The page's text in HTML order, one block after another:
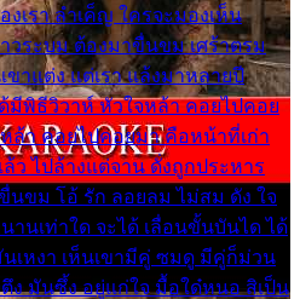
งเรา ลำเค็ญ ใครจะมองเห็น
วระบม ต้องมาขื่นขม เศร้าตรม
าแต่ง แต่เรา แล้งมาหลายปี
มีพิธีวิวาห์ หัวใจหล้า คอยไปคอย
ล้า คอยไปคอยมา คือหน้าที่เก่า
ว ไปล้างแต่จาน ดั่งถูกประหาร
นขม โอ้ รัก ลอยลม ไม่สม ดัง ใจ
านเท่าใด จะได้ เลื่อนขั้นบันได ได้
นเหงา เห็นเขามีคู่ ซมดู มีคู่ก็ม่วน
ง มันซึ้ง อยู่แก่ใจ มื้อใด๋หนอ สิเป็น